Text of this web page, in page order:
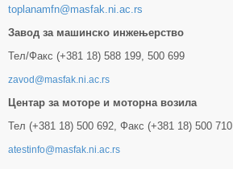
toplanamfn@masfak.ni.ac.rs
Завод за машинско инжењерство
Тел/Факс (+381 18) 588 199, 500 699
zavod@masfak.ni.ac.rs
Центар за моторе и моторна возила
Тел (+381 18) 500 692, Факс (+381 18) 500 710
atestinfo@masfak.ni.ac.rs